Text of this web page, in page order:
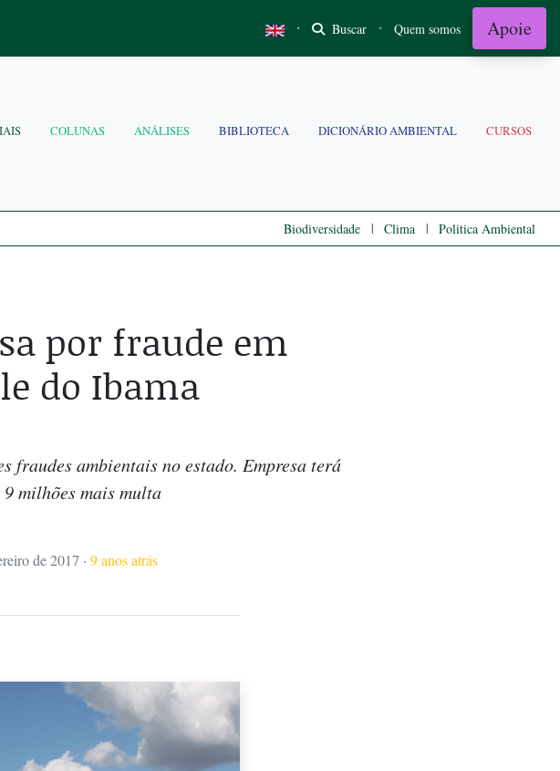
· Buscar · Quem somos Apoie
COLUNAS ANÁLISES BIBLIOTECA DICIONÁRIO AMBIENTAL CURSOS
Biodiversidade | Clima | Politica Ambiental
por fraude em
do Ibama
fraudes ambientais no estado. Empresa terá
milhões mais multa
de 2017 · 9 anos atrás